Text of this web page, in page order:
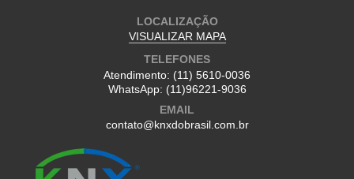
LOCALIZAÇÃO
VISUALIZAR MAPA
TELEFONES
Atendimento: (11) 5610-0036
WhatsApp: (11)96221-9036
EMAIL
contato@knxdobrasil.com.br